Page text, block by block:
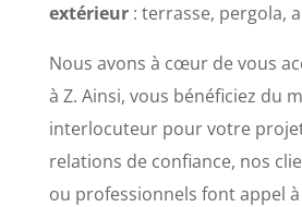
extérieur: terrasse, pergola,
Nous avons à cœur de vous
à Z. Ainsi, vous bénéficiez du
interlocuteur pour votre
relations de confiance, nos
ou professionnels font appel